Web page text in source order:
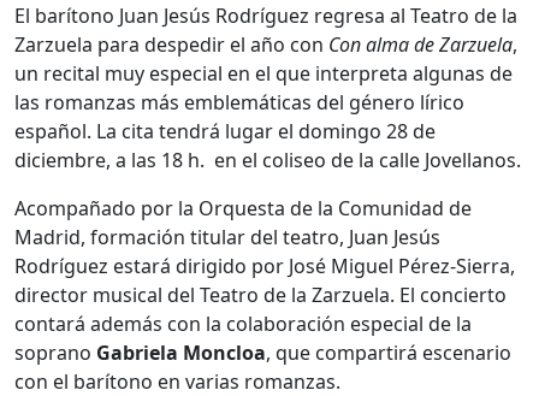
El barítono Juan Jesús Rodríguez regresa al Teatro de la
Zarzuela para despedir el año con Con alma de Zarzuela,
un recital muy especial en el que interpreta algunas de
las romanzas más emblemáticas del género lírico
español. La cita tendrá lugar el domingo 28 de
diciembre, a las 18 h. en el coliseo de la calle Jovellanos.
Acompañado por la Orquesta de la Comunidad de
Madrid, formación titular del teatro, Juan Jesús
Rodríguez estará dirigido por José Miguel Pérez-Sierra,
director musical del Teatro de la Zarzuela. El concierto
contará además con la colaboración especial de la
soprano Gabriela Moncloa, que compartirá escenario
con el barítono en varias romanzas.